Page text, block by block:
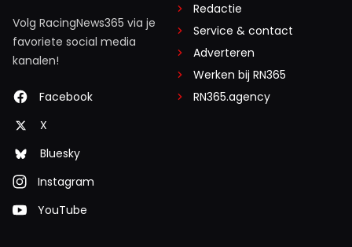
Volg RacingNews365 via je
favoriete social media
kanalen!
Facebook
X
Bluesky
Instagram
YouTube
Redactie
Service & contact
Adverteren
Werken bij RN365
RN365.agency